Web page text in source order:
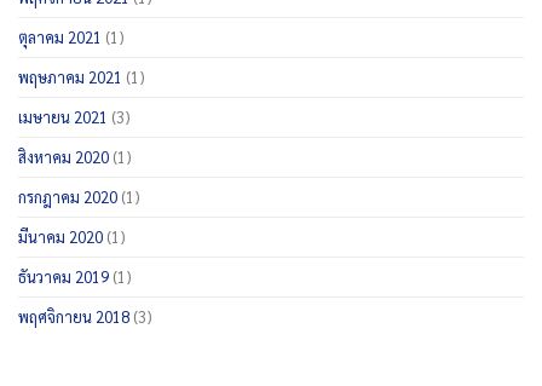
ตุลาคม 2021 (1)
พฤษภาคม 2021 (1)
เมษายน 2021 (3)
สิงหาคม 2020 (1)
กรกฎาคม 2020 (1)
มีนาคม 2020 (1)
ธันวาคม 2019 (1)
พฤศจิกายน 2018 (3)